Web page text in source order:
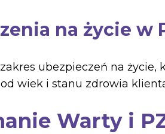
na życie w
ubezpieczeń na
wiek i stanu zdrowia
Warty i